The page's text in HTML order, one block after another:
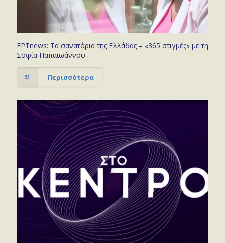
ΕΡΤnews: Τα σανατόρια της Ελλάδας – «365 στιγμές» με τη
Σοφία Παπαϊωάννου
Περισσότερα